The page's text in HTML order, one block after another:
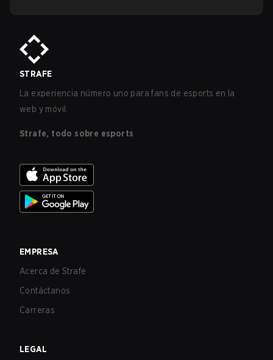
STRAFE
La experiencia número uno para fans de esports en la
web y móvil.
Strafe, todo sobre esports
EMPRESA
Acerca de Strafe
Contáctanos
Carreras
LEGAL